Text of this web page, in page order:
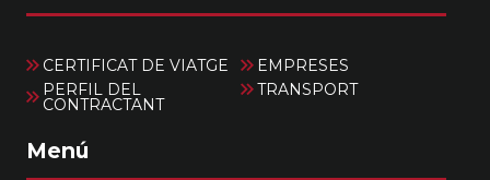
CERTIFICAT DE VIATGE
EMPRESES
PERFIL DEL
CONTRACTANT
TRANSPORT
Menú